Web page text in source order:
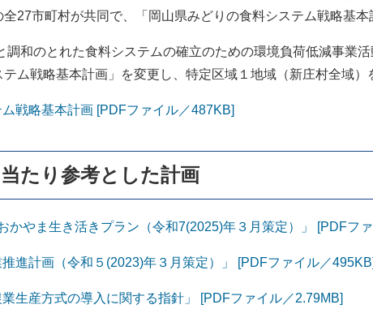
27市町村が共同で、「岡山県みどりの食料システム戦略基本
和のとれた食料システムの確立のための環境負荷低減事業
ム戦略基本計画」を変更し、特定区域１地域（新庄村全域）
戦略基本計画 [PDFファイル／487KB]
たり参考とした計画
やま生き活きプラン（令和7(2025)年３月策定）」 [PDFフ
進計画（令和５(2023)年３月策定）」 [PDFファイル／495KB]
生産方式の導入に関する指針」 [PDFファイル／2.79MB]